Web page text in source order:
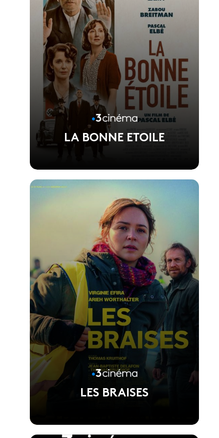
LA BONNE ETOILE
Voir la fiche du film
LES BRAISES